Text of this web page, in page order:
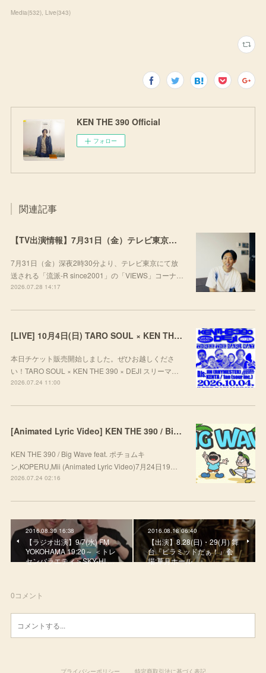
Media(532) Live(343)
KEN THE 390 Official
フォロー
関連記事
【TV出演情報】7月31日（金）テレビ東京「流派-R since2001」
7月31日（金）深夜2時30分より、テレビ東京にて放
送される「流派-R since2001」の「VIEWS」コーナ…
2026.07.28 14:17
[LIVE] 10月4日(日) TARO SOUL × KEN THE 390 × DEJI スリーマンLIVE "THREE THE HARD WAY” @ ORD. 代官山
本日チケット販売開始しました。ぜひお越しくださ
い！TARO SOUL × KEN THE 390 × DEJI スリーマ…
2026.07.24 11:00
[Animated Lyric Video] KEN THE 390 / Big Wave feat. ポチョムキン,KOPERU,Mii
KEN THE 390 / Big Wave feat. ポチョムキ
ン,KOPERU,Mii (Animated Lyric Video)7月24日19…
2026.07.24 02:16
2016.08.30 16:38
【ラジオ出演】9/7(水) FM
YOKOHAMA 19:20～ ＜トレ
センバラエティ＞SKY-HI …
2016.08.18 06:40
【出演】8.28(日)・29(月) 舞
台『ピラミッドだぁ！』会
場:草月ホール
0コメント
プライバシーポリシー 特定商取引法に基づく表記